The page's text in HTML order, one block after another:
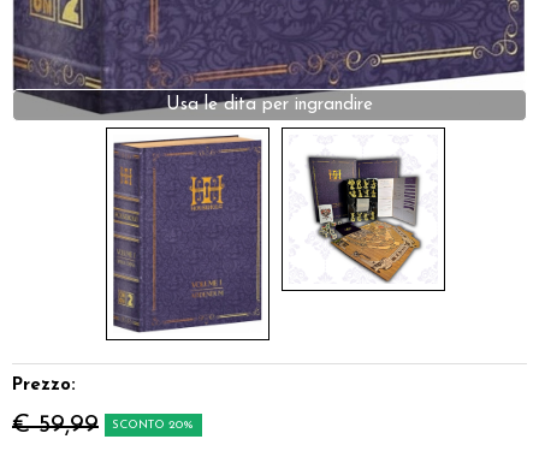
Prezzo:
€ 59,99 SCONTO 20%